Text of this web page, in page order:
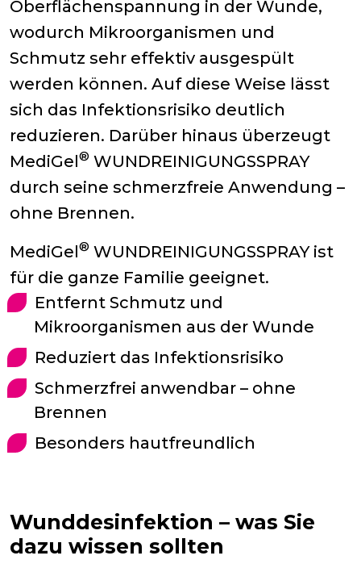
Oberflächenspannung in der Wunde,
wodurch Mikroorganismen und
Schmutz sehr effektiv ausgespült
werden können. Auf diese Weise lässt
sich das Infektionsrisiko deutlich
reduzieren. Darüber hinaus überzeugt
MediGel® WUNDREINIGUNGSSPRAY
durch seine schmerzfreie Anwendung –
ohne Brennen.
MediGel® WUNDREINIGUNGSSPRAY ist
für die ganze Familie geeignet.
Entfernt Schmutz und
Mikroorganismen aus der Wunde
Reduziert das Infektionsrisiko
Schmerzfrei anwendbar – ohne
Brennen
Besonders hautfreundlich
Wunddesinfektion – was Sie
dazu wissen sollten